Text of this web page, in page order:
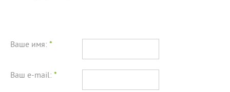
Ваше имя: *
Ваш e-mail: *